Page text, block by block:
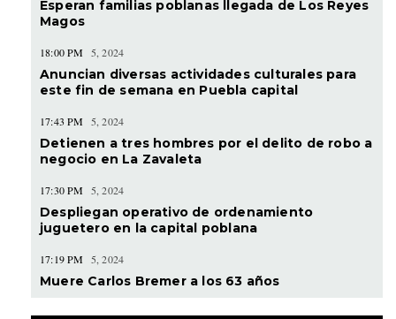
Esperan familias poblanas llegada de Los Reyes
Magos
18:00 PM 5, 2024
Anuncian diversas actividades culturales para
este fin de semana en Puebla capital
17:43 PM 5, 2024
Detienen a tres hombres por el delito de robo a
negocio en La Zavaleta
17:30 PM 5, 2024
Despliegan operativo de ordenamiento
juguetero en la capital poblana
17:19 PM 5, 2024
Muere Carlos Bremer a los 63 años